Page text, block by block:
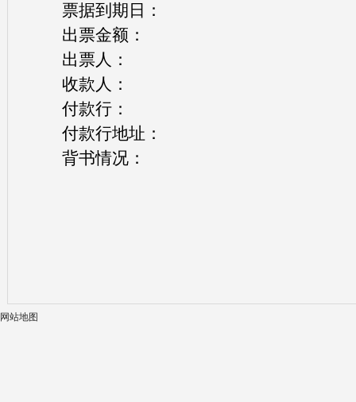
票据到期日：
出票金额：
出票人：
收款人：
付款行：
付款行地址：
背书情况：
网站地图